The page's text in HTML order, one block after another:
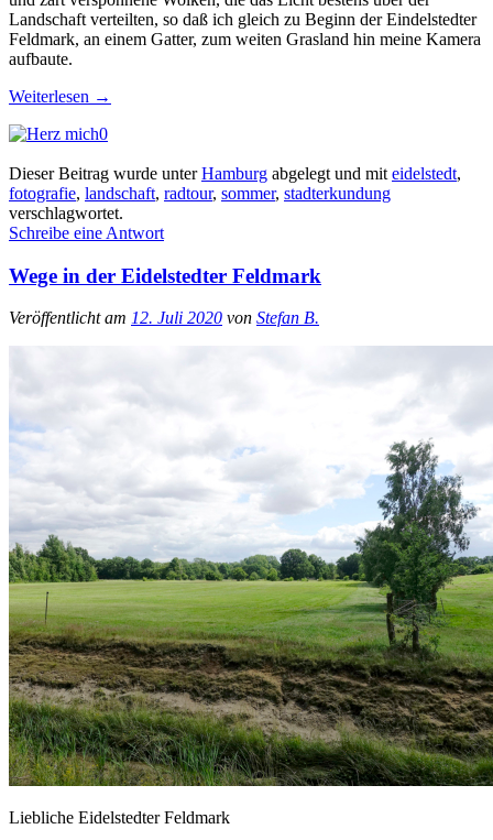
Landschaft verteilten, so daß ich gleich zu Beginn der Eindelstedter
Feldmark, an einem Gatter, zum weiten Grasland hin meine Kamera
aufbaute.
Weiterlesen →
0
Dieser Beitrag wurde unterHamburg abgelegt und mit eidelstedt,
fotografie, landschaft, radtour, sommer, stadterkundung
verschlagwortet.
Schreibe eine Antwort
Wege in der Eidelstedter Feldmark
Veröffentlicht am 12. Juli 2020 von Stefan B.
Liebliche Eidelstedter Feldmark